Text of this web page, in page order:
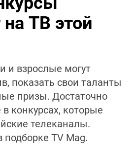
ТВ этой
и взрослые могут
показать свои таланты
призы. Достаточно
конкурсах, которые
телеканалы.
TV Mag.